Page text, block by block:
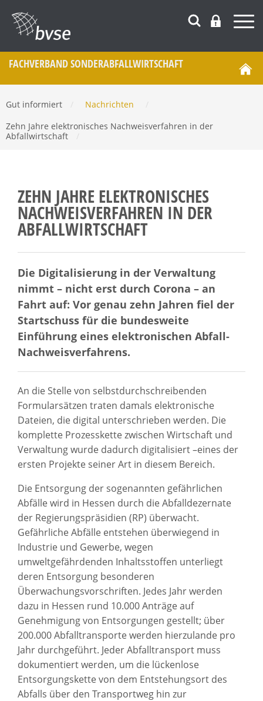
FACHVERBAND SONDERABFALL­WIRTSCHAFT
Gut informiert Nachrichten
Zehn Jahre elektronisches Nachweisverfahren in der
Abfallwirtschaft
ZEHN JAHRE ELEKTRONISCHES
NACHWEISVERFAHREN IN DER
ABFALLWIRTSCHAFT
Die Digitalisierung in der Verwaltung
nimmt – nicht erst durch Corona – an
Fahrt auf: Vor genau zehn Jahren fiel der
Startschuss für die bundesweite
Einführung eines elektronischen Abfall-
Nachweisverfahrens.
An die Stelle von selbstdurchschreibenden
Formularsätzen traten damals elektronische
Dateien, die digital unterschrieben werden. Die
komplette Prozesskette zwischen Wirtschaft und
Verwaltung wurde dadurch digitalisiert –eines der
ersten Projekte seiner Art in diesem Bereich.
Die Entsorgung der sogenannten gefährlichen
Abfälle wird in Hessen durch die Abfalldezernate
der Regierungspräsidien (RP) überwacht.
Gefährliche Abfälle entstehen überwiegend in
Industrie und Gewerbe, wegen
umweltgefährdenden Inhaltsstoffen unterliegt
deren Entsorgung besonderen
Überwachungsvorschriften. Jedes Jahr werden
dazu in Hessen rund 10.000 Anträge auf
Genehmigung von Entsorgungen gestellt; über
200.000 Abfalltransporte werden hierzulande pro
Jahr durchgeführt. Jeder Abfalltransport muss
dokumentiert werden, um die lückenlose
Entsorgungskette von dem Entstehungsort des
Abfalls über den Transportweg hin zur